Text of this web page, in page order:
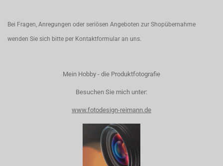
Bei Fragen, Anregungen oder seriösen Angeboten zur Shopübernahme
wenden Sie sich bitte per Kontaktformular an uns.
Mein Hobby - die Produktfotografie
Besuchen Sie mich unter:
www.fotodesign-reimann.de